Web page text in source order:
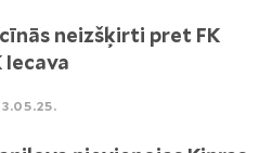
neizšķirti pret FK
Iecava